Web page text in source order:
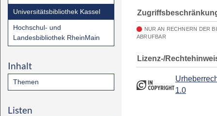
Universitätsbibliothek Kassel
Hochschul- und
Landesbibliothek RheinMain
Inhalt
Themen
Listen
NUR AN RECHNERN DER
ABRUFBAR
Lizenz-/
1.0